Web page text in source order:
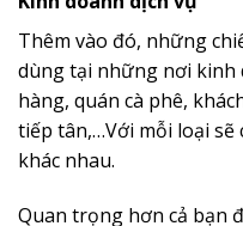
Thêm vào đó, những
dùng tại những nơi kinh
hàng, quán cà phê,
tiếp tân,…Với mỗi loại sẽ
khác nhau.
Quan trọng hơn cả bạn